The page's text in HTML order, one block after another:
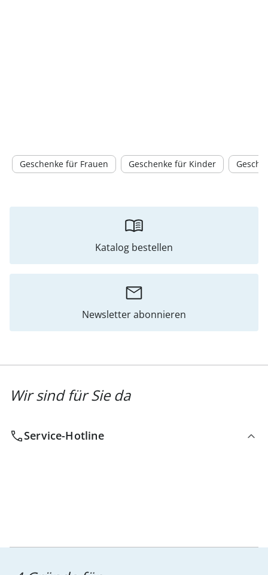
Geschenke für Frauen Geschenke für Kinder
Katalog bestellen
Newsletter abonnieren
Wir sind für Sie da
Service-Hotline